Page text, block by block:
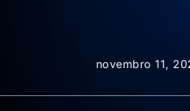
novembro 11,